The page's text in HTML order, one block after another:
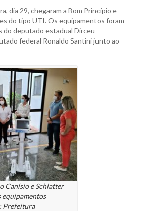
dia 29, chegaram a Bom Princípio e
do tipo UTI. Os equipamentos foram
do deputado estadual Dirceu
federal Ronaldo Santini junto ao
Canísio e Schlatter
equipamentos
Prefeitura